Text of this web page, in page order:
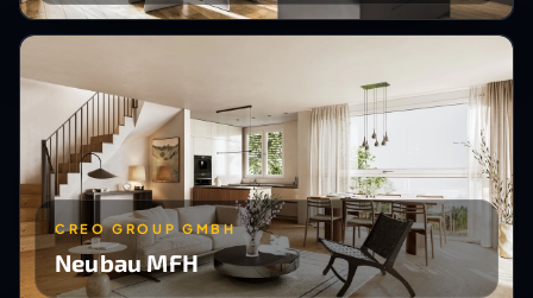
CREO GROUP GMBH
Neubau MFH